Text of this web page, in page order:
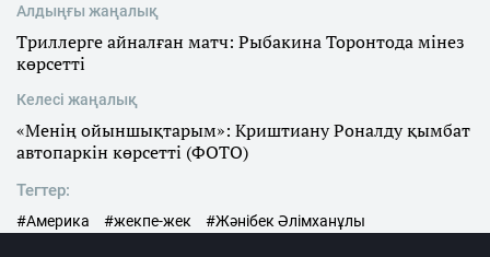
Алдыңғы жаңалық
Триллерге айналған матч: Рыбакина Торонтода мінез
көрсетті
Келесі жаңалық
«Менің ойыншықтарым»: Криштиану Роналду қымбат
автопаркін көрсетті (ФОТО)
Тегтер:
#Америка #жекпе-жек #Жәнібек Әлімханұлы